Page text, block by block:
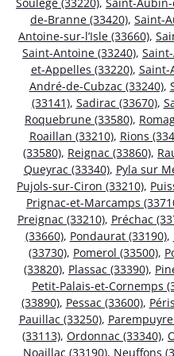
de-Branne (33420), Saint-
Antoine-sur-l’Isle (33660),
Saint-Antoine (33240),
et-Appelles (33220), Saint-
André-de-Cubzac (33240),
(33141), Sadirac (33670),
Roquebrune (33580),
Roaillan (33210), Rions
(33580), Reignac (33860),
Queyrac (33340), Pyla sur
Pujols-sur-Ciron (33210),
Prignac-et-Marcamps
Preignac (33210), Préchac
(33660), Pondaurat (33190),
(33730), Pomerol (33500),
(33820), Plassac (33390),
Petit-Palais-et-Cornemps
(33890), Pessac (33600),
Pauillac (33250),
(33113), Ordonnac (33340),
Noaillac (33190), Neuffons